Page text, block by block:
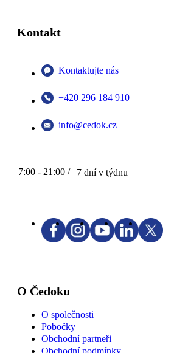
Kontakt
Kontaktujte nás
+420 296 184 910
info@cedok.cz
7:00 - 21:00 / 7 dní v týdnu
O Čedoku
O společnosti
Pobočky
Obchodní partneři
Obchodní podmínky